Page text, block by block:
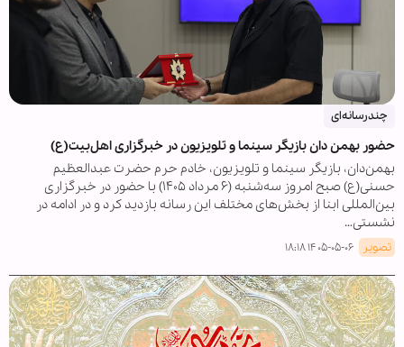
چندرسانه‌ای
حضور بهمن‌ دان بازیگر سینما و تلویزیون در خبرگزاری اهل‌بیت(ع)
بهمن‌دان، بازیگر سینما و تلویزیون، خادم حرم حضرت عبدالعظیم
حسنی(ع) صبح امروز سه‌شنبه (۶ مرداد ۱۴۰۵) با حضور در خبرگزاری
بین‌المللی ابنا از بخش‌های مختلف این رسانه بازدید کرد و در ادامه در
نشستی…
تصویر ۱۴۰۵-۰۵-۰۶ ۱۸:۱۸